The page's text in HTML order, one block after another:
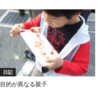
日記
目的が異なる親子